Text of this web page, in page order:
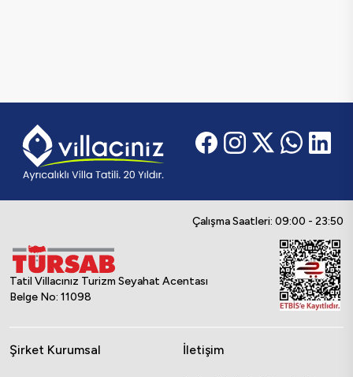
Çalışma Saatleri: 09:00 - 23:50
Tatil Villacınız Turizm Seyahat Acentası
Belge No: 11098
Şirket Kurumsal İletişim